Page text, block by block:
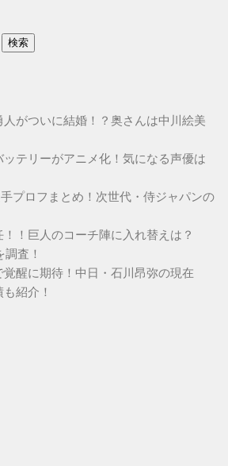
検索
がついに結婚！？奥さんは中川絵美
テリーがアニメ化！気になる声優は
手プロフまとめ！次世代・侍ジャパンの
！巨人のコーチ陣に入れ替えは？
査！
醒に期待！中日・石川昂弥の現在
紹介！